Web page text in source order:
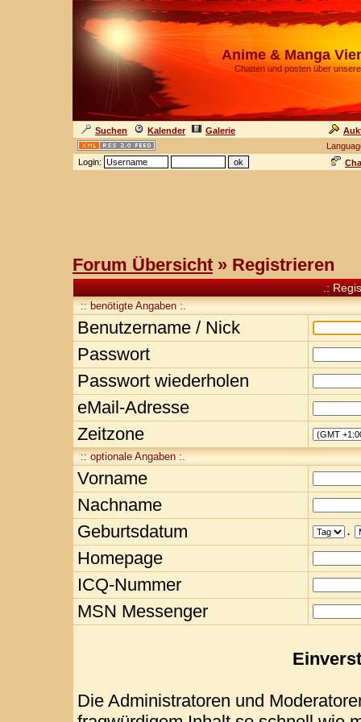
Anime & Manga
Chatten und posten über
Suchen Kalender Galerie
Login:
Forum Übersicht » Registrieren
.:
:: benötigte Angaben :.
Benutzername / Nick
Passwort
Passwort wiederholen
eMail-Adresse
Zeitzone
:: optionale Angaben :.
Vorname
Nachname
Geburtsdatum
.
Homepage
ICQ-Nummer
MSN Messenger
Die Administratoren und